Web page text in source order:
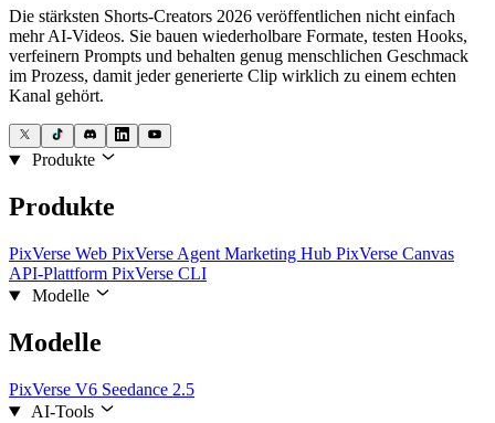
Die stärksten Shorts-Creators 2026 veröffentlichen nicht einfach
mehr AI-Videos. Sie bauen wiederholbare Formate, testen Hooks,
verfeinern Prompts und behalten genug menschlichen Geschmack
im Prozess, damit jeder generierte Clip wirklich zu einem echten
Kanal gehört.
Produkte
Produkte
PixVerse Web PixVerse Agent Marketing Hub PixVerse Canvas
API-Plattform PixVerse CLI
Modelle
Modelle
PixVerse V6 Seedance 2.5
AI-Tools